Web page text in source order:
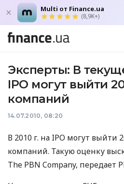
Multi от Finance.ua
(8,9K+)
Эксперты: В
IPO могут выйти
компаний
14.07.2010, 08:20
В 2010 г. на IPO могут выйти
компаний. Такую оценку
The PBN Company, передает